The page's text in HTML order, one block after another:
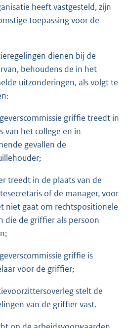
heeft vastgesteld, zijn
toepassing voor de
dienen bij de
behoudens de in het
uitzonderingen, als volgt te
griffie treedt in
van het college en in
gevallen de
treedt in de plaats van de
of de manager, voor
niet gaat om rechtspositionele
die de griffier als persoon
griffie is
voor de griffier;
stelt de
van de griffier vast.